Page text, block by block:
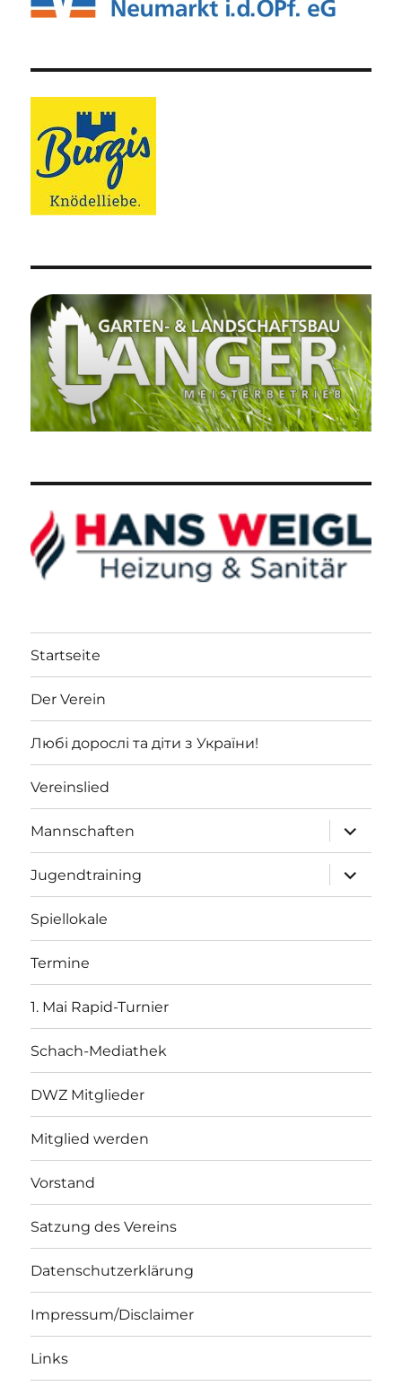
Startseite
Der Verein
Любі дорослі та діти з України!
Vereinslied
Mannschaften
öffnen
Jugendtraining
öffnen
Spiellokale
Termine
1. Mai Rapid-Turnier
Schach-Mediathek
DWZ Mitglieder
Mitglied werden
Vorstand
Satzung des Vereins
Datenschutzerklärung
Impressum/Disclaimer
Links